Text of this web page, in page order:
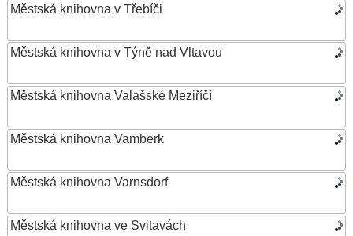
Městská knihovna v Třebíči
Městská knihovna v Týně nad Vltavou
Městská knihovna Valašské Meziříčí
Městská knihovna Vamberk
Městská knihovna Varnsdorf
Městská knihovna ve Svitavách